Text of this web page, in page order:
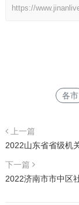
https://
各市
上一篇
2022山东省省级机
下一篇
2022济南市市中区